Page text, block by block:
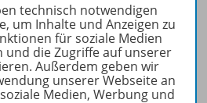
technisch notwendigen
um Inhalte und Anzeigen zu
für soziale Medien
und die Zugriffe auf unserer
Außerdem geben wir
unserer Webseite an
Medien, Werbung und